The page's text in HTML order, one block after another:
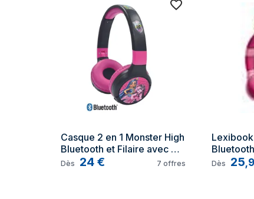
Casque 2 en 1 Monster High
Bluetooth et Filaire avec
limitation de son - TU
Dès 24 € 7 offres Dès 25,